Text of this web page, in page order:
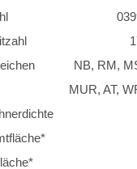
NB, RM,
MUR, AT,